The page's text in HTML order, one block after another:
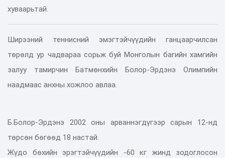
хуваарьтай.
Ширээний теннисний эмэгтэйчүүдийн ганцаарчилсан
төрөлд ур чадвараа сорьж буй Монголын багийн хамгийн
залуу тамирчин Батмөнхийн Болор-Эрдэнэ Олимпийн
наадмаас анхны хожлоо авлаа.
Б.Болор-Эрдэнэ 2002 оны арваннэгдүгээр сарын 12-нд
төрсөн бөгөөд 18 настай.
Жүдо бөхийн эрэгтэйчүүдийн -60 кг жинд зодоглосон